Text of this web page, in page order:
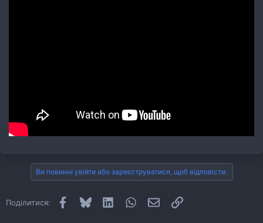
Ви повинні увійти або зареєструватися, щоб відповісти.
Поділитися: FacebookBluesky LinkedInWhatsApp
E-mailПосилання